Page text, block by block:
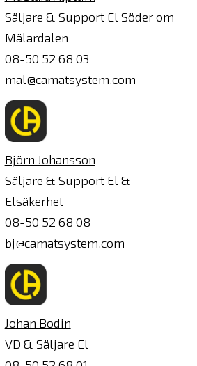
Säljare & Support El Söder om
Mälardalen
08-50 52 68 03
mal@camatsystem.com
Björn Johansson
Säljare & Support El &
Elsäkerhet
08-50 52 68 08
bj@camatsystem.com
Johan Bodin
VD & Säljare El